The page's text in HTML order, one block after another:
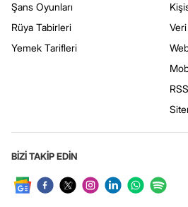
Şans Oyunları
Rüya Tabirleri
Yemek Tarifleri
RSS
BİZİ TAKİP EDİN